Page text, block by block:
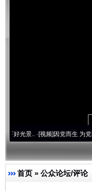
频]因党而生 为党而战——百年“
首页 » 公众论坛/评论